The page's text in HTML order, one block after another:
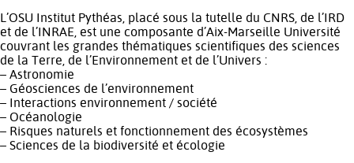
L’OSU Institut Pythéas, placé sous la tutelle du CNRS, de l’IRD
et de l’INRAE, est une composante d’Aix-Marseille Université
couvrant les grandes thématiques scientifiques des sciences
de la Terre, de l’Environnement et de l’Univers :
– Astronomie
– Géosciences de l’environnement
– Interactions environnement / société
– Océanologie
– Risques naturels et fonctionnement des écosystèmes
– Sciences de la biodiversité et écologie